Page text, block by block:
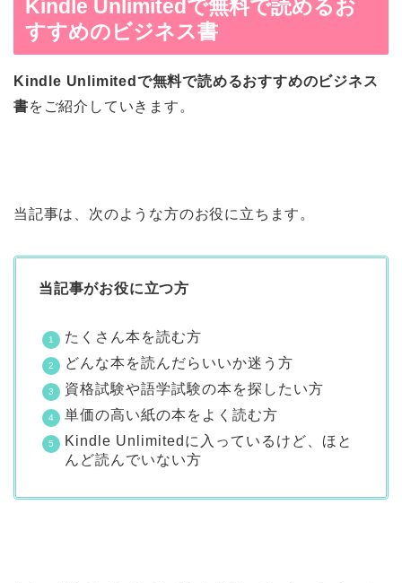
Kindle Unlimitedで無料で読めるお
すすめのビジネス書
Kindle Unlimitedで無料で読めるおすすめのビジネス
書をご紹介していきます。
当記事は、次のような方のお役に立ちます。
当記事がお役に立つ方
たくさん本を読む方
どんな本を読んだらいいか迷う方
資格試験や語学試験の本を探したい方
単価の高い紙の本をよく読む方
Kindle Unlimitedに入っているけど、ほと
んど読んでいない方